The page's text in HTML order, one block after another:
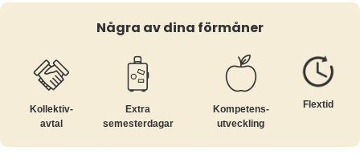
Några av dina förmåner
Kollektiv­
avtal
Extra
semesterdagar
Kompetens­
utveckling
Flextid